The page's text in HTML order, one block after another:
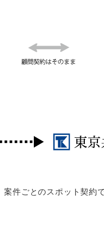
件ごとのスポット契約